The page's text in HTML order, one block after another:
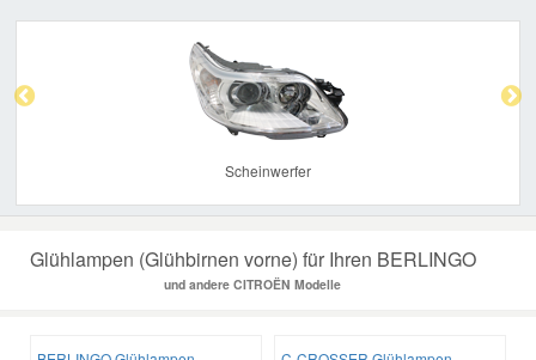
Scheinwerfer
Glühlampen (Glühbirnen vorne) für Ihren BERLINGO
und andere CITROËN Modelle